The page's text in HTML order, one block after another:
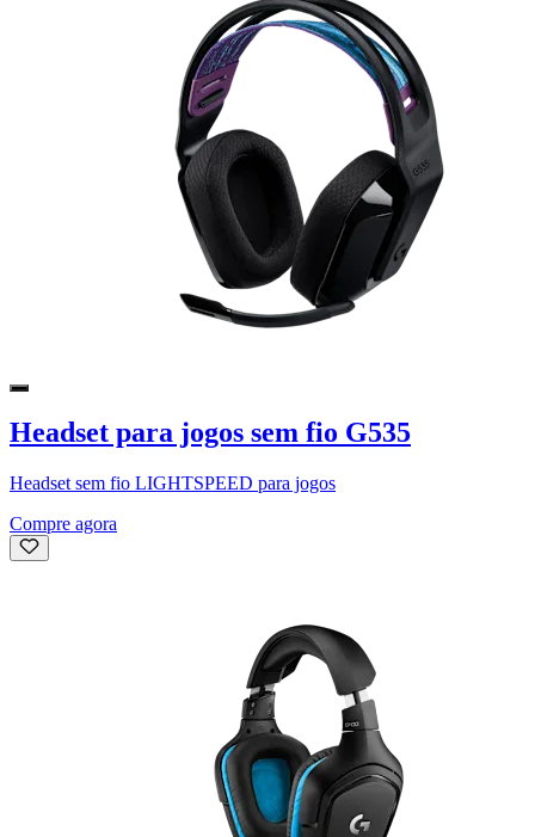
Headset para jogos sem fio G535
Headset sem fio LIGHTSPEED para jogos
Compre agora